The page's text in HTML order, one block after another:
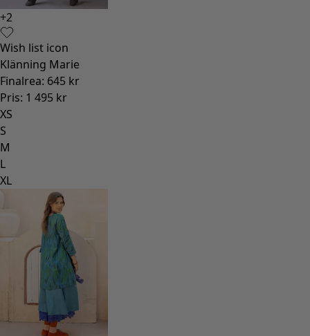
+2
Wish list icon
Klänning Marie
Finalrea: 645 kr
Pris: 1 495 kr
XS
S
M
L
XL